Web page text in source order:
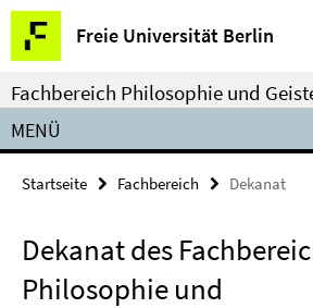
Springe
direkt
zu
Inhalt
Freie Universität Berlin
Service-
Navigation
Fachbereich Philosophie und
MENÜ
Startseite Fachbereich Dekanat
Dekanat des
Philosophie und